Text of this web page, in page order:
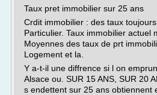
Taux pret immobilier sur 25 ans
Crdit immobilier : des taux
Particulier. Taux immobilier actuel
Moyennes des taux de prt
Logement et la.
Y a-t-il une diffrence si l on
Alsace ou. SUR 15 ANS, SUR 20
s endettent sur 25 ans obtiennent